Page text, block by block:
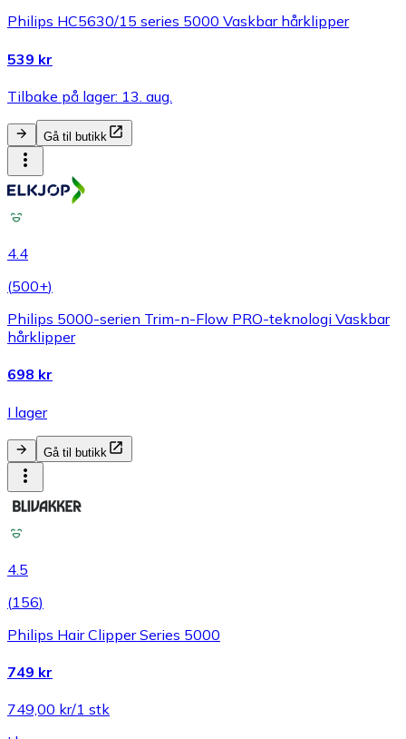
Philips HC5630/15 series 5000 Vaskbar hårklipper
539 kr
Tilbake på lager: 13. aug.
Gå til butikk
4.4
(500+)
Philips 5000-serien Trim-n-Flow PRO-teknologi Vaskbar
hårklipper
698 kr
I lager
Gå til butikk
4.5
(156)
Philips Hair Clipper Series 5000
749 kr
749,00 kr/1 stk